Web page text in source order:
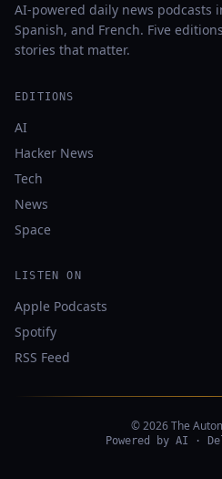
AI-powered daily news podcasts
Spanish, and French. Five
stories that matter.
EDITIONS
AI
Hacker News
Tech
News
Space
LISTEN ON
Apple Podcasts
Spotify
RSS Feed
© 2026 The
Powered by AI ·